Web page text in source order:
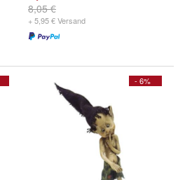
8,05 €
+ 5,95 € Versand
- 6%